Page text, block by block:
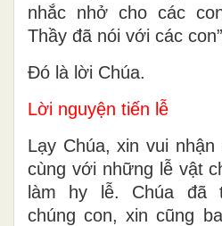
nhắc nhở cho các
Thầy đã nói với các
Ðó là lời Chúa.
Lời nguyện tiến lễ
Lạy Chúa, xin vui nhận
cùng với những lễ vật
làm hy lễ. Chúa đã
chúng con, xin cũng